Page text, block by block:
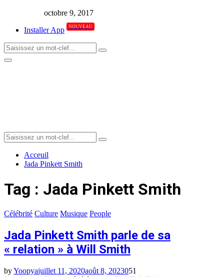
octobre 9, 2017
Installer App
NOUVEAU
Search
for:
Search
Primary
Search
for:
Search
Acceuil
Jada Pinkett Smith
Tag : Jada Pinkett Smith
Célébrité Culture Musique People
Jada Pinkett Smith parle de sa
« relation » à Will Smith
byYoopyajuillet 11, 2020août 8, 2023051